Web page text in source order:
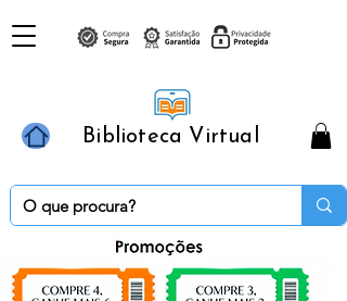
Biblioteca Virtual